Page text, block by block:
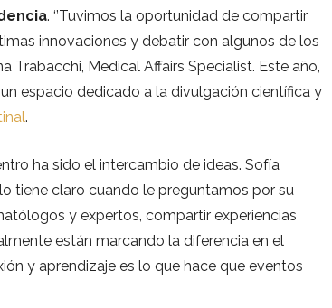
. ‘’Tuvimos la oportunidad de compartir
innovaciones y debatir con algunos de los
Trabacchi, Medical Affairs Specialist. Este año,
espacio dedicado a la divulgación científica y
.
ha sido el intercambio de ideas. Sofía
tiene claro cuando le preguntamos por su
y expertos, compartir experiencias
están marcando la diferencia en el
y aprendizaje es lo que hace que eventos